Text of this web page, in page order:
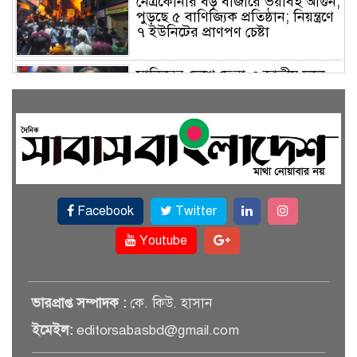
পুড়ছে ৫ বাণিজ্যিক প্রতিষ্ঠান; নিয়ন্ত্রণে
৭ ইউনিটের প্রাণপণ চেষ্টা
সাকিবের দেশে ফেরা ও জাতীয় দলে
ফেরার সম্ভাবনা নেই, ইঙ্গিত ক্রীড়া
ফেসবুকে যুক্ত হলো বিকাশ, সহজ
হলো ডিজিটাল পেমেন্ট
বৃষ্টি উপেক্ষা করে ‘জুলাই গণঅভ্যুত্থান
স্মৃতি জাদুঘরে’ দর্শনার্থীদের ঢল
সেমিকন্ডাক্টর খাতে সুখবর, আসছে
বিশেষ প্রণোদনা
Facebook
Twitter
Youtube
ভারপ্রাপ্ত সম্পাদক : কে. কিউ. হাসান
ইমেইল: editorsabasbd@gmail.com